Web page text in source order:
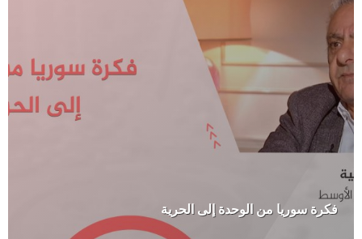
فكرة سوريا من الوحدة إلى الحرية